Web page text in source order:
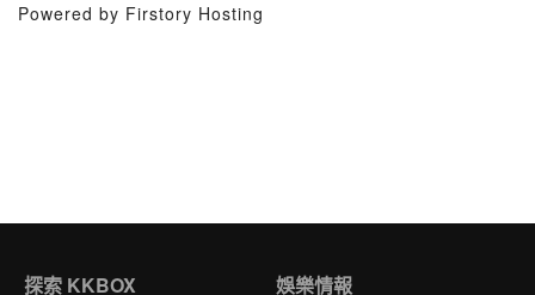
Powered by Firstory Hosting
探索 KKBOX 娛樂情報